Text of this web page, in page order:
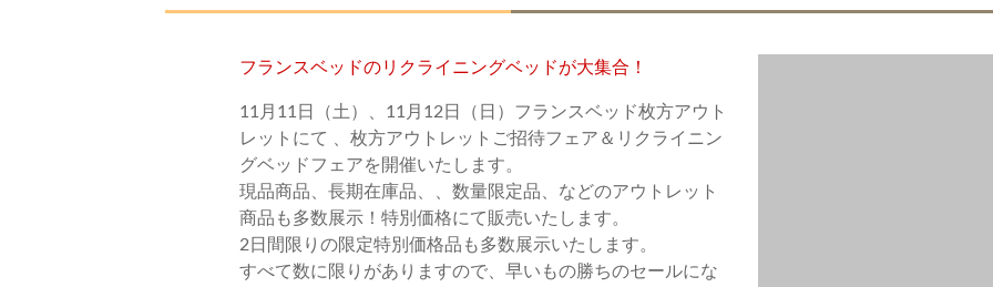
フランスベッドのリクライニングベッドが大集合！
11月11日（土）、11月12日（日）フランスベッド枚方アウト
レットにて 、枚方アウトレットご招待フェア＆リクライニン
グベッドフェアを開催いたします。
現品商品、長期在庫品、、数量限定品、などのアウトレット
商品も多数展示！特別価格にて販売いたします。
2日間限りの限定特別価格品も多数展示いたします。
すべて数に限りがありますので、早いもの勝ちのセールにな